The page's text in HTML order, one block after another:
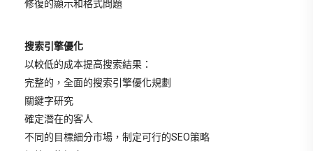
修復的顯示和格式問題
搜索引擎優化
以較低的成本提高搜索結果：
完整的，全面的搜索引擎優化規劃
關鍵字研究
確定潛在的客人
不同的目標細分市場，制定可行的SEO策略